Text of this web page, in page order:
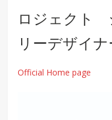
ロジェクト
リーデザイナ
Official Home page